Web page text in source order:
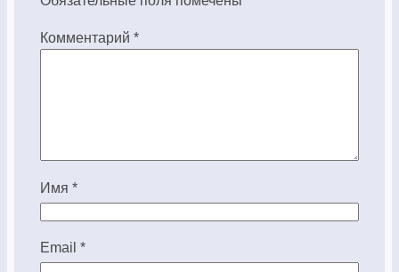
Комментарий *
Имя *
Email *